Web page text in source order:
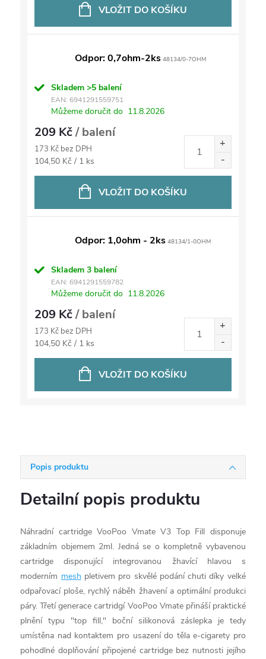
VLOŽIT DO KOŠÍKU
Odpor: 0,7ohm-2ks 48134/0-7OHM
Skladem>5 balení
EAN: 6941291559751
Můžeme doručit do 11.8.2026
209 Kč/ balení
173 Kč bez DPH
Měrná
cena:
104,50 Kč / 1 ks
VLOŽIT DO KOŠÍKU
Odpor: 1,0ohm - 2ks 48134/1-0OHM
Skladem3 balení
EAN: 6941291559782
Můžeme doručit do 11.8.2026
209 Kč/ balení
173 Kč bez DPH
Měrná
cena:
104,50 Kč / 1 ks
VLOŽIT DO KOŠÍKU
Popis produktu
Detailní popis produktu
Náhradní cartridge VooPoo Vmate V3 Top Fill disponuje
základním objemem 2ml. Jedná se o kompletně vybavenou
cartridge disponující integrovanou žhavící hlavou s
moderním mesh pletivem pro skvělé podání chuti díky velké
odpařovací ploše, rychlý náběh žhavení a optimální produkci
páry. Třetí generace cartridgí VooPoo Vmate přináší praktické
plnění typu "top fill," boční silikonová záslepka je tedy
umístěna nad kontaktem pro usazení do těla e-cigarety pro
pohodlné doplňování připojené cartridge bez nutnosti jejího